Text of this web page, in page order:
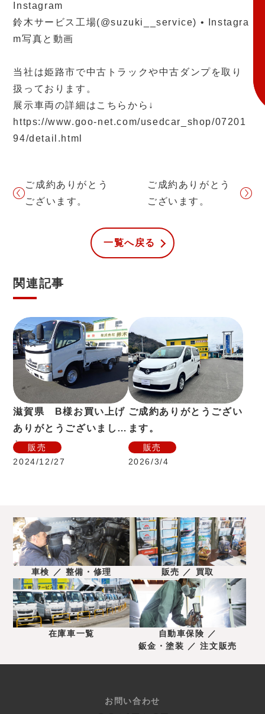
Instagram
鈴木サービス工場(@suzuki__service) • Instagra
m写真と動画
当社は姫路市で中古トラックや中古ダンプを取り
扱っております。
展示車両の詳細はこちらから↓
https://www.goo-net.com/usedcar_shop/07201
94/detail.html
ご成約ありがとう
ございます。
ご成約ありがとう
ございます。
一覧へ戻る
関連記事
滋賀県 B様お買い上げ
ありがとうございまし
た。販売
2024/12/27
ご成約ありがとうござい
ます。
販売
2026/3/4
車検 ／ 整備・修理 販売 ／ 買取
在庫車一覧
自動車保険 ／
鈑金・塗装 ／ 注文販売
お問い合わせ